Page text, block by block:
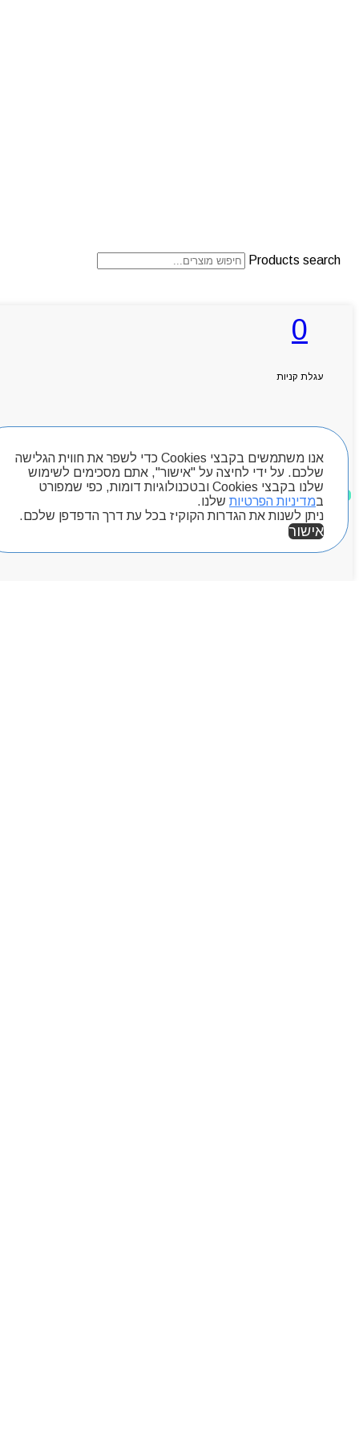
אנו משתמשים בקבצי Cookies כדי לשפר את חווית הגלישה
שלכם. על ידי לחיצה על "אישור", אתם מסכימים לשימוש
שלנו בקבצי Cookies ובטכנולוגיות דומות, כפי שמפורט
במדיניות הפרטיות שלנו.
ניתן לשנות את הגדרות הקוקיז בכל עת דרך הדפדפן שלכם.
אישור
0
עגלת קניות
חיפוש מוצרים
מוצרים שאהבתי
Products search
ראשי
אודותניו
המגזין
Byou